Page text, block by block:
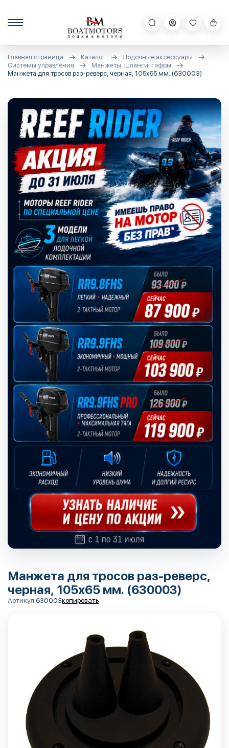
Главная страница Каталог
Лодочные аксессуары
Системы управления
Манжеты, шланги, гофры
Манжета для тросов раз-реверс, черная, 105х65 мм. (630003)
Манжета для тросов раз-реверс,
черная, 105х65 мм. (630003)
Артикул:630003копировать